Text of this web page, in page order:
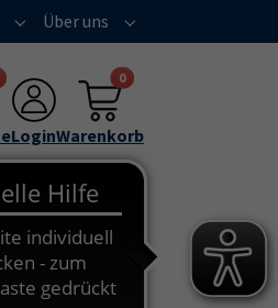
Submenu for "Service & Info"
Über uns Submenu for "Über
Login
0
Warenkorb